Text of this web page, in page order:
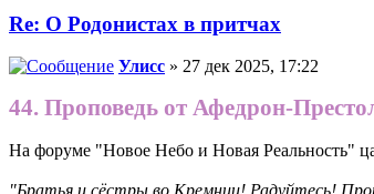
Re: О Родонистах в притчах
Улисс » 27 дек 2025, 17:22
44. Проповедь от Афедрон-
На форуме "Новое Небо и Новая Реальность"